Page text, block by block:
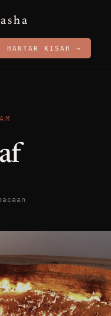
HANTAR KISAH →